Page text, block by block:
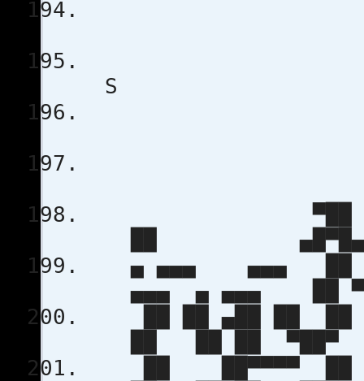
██
▄ ▄▄▄ ▄▄▄
▄▄▄ ▄ ▄▄▄ ██
██ ██ ▄██ ██ ██
██ ██ ██ ▀██▀
██ ██▀▀▀▀ ██